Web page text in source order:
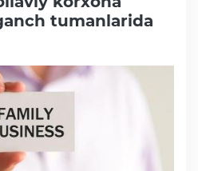
tumanlarida